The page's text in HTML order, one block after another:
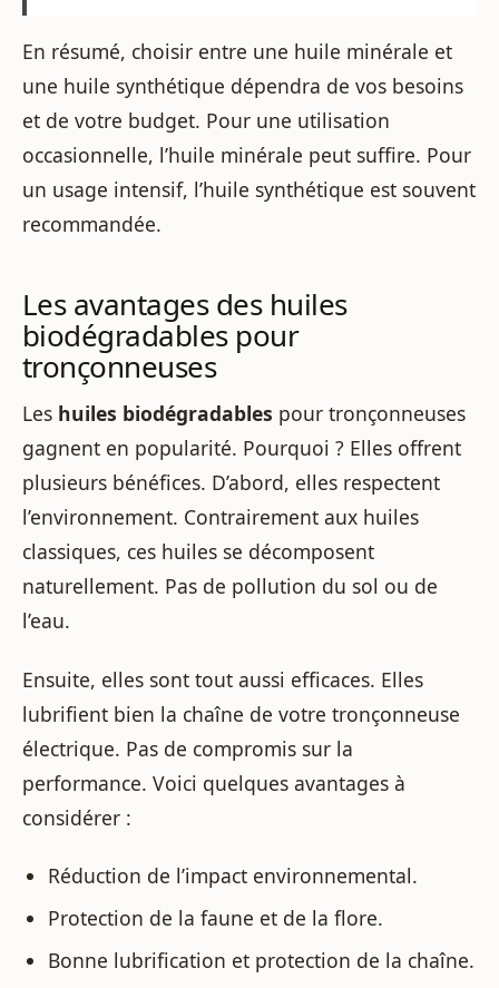
En résumé, choisir entre une huile minérale et
une huile synthétique dépendra de vos besoins
et de votre budget. Pour une utilisation
occasionnelle, l’huile minérale peut suffire. Pour
un usage intensif, l’huile synthétique est souvent
recommandée.
Les avantages des huiles
biodégradables pour
tronçonneuses
Les huiles biodégradables pour tronçonneuses
gagnent en popularité. Pourquoi ? Elles offrent
plusieurs bénéfices. D’abord, elles respectent
l’environnement. Contrairement aux huiles
classiques, ces huiles se décomposent
naturellement. Pas de pollution du sol ou de
l’eau.
Ensuite, elles sont tout aussi efficaces. Elles
lubrifient bien la chaîne de votre tronçonneuse
électrique. Pas de compromis sur la
performance. Voici quelques avantages à
considérer :
Réduction de l’impact environnemental.
Protection de la faune et de la flore.
Bonne lubrification et protection de la chaîne.